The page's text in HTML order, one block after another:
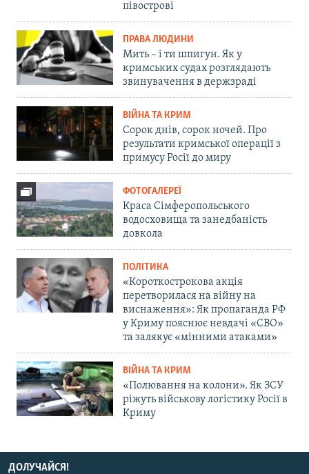
півострові
ПРАВА ЛЮДИНИ
Мить – і ти шпигун. Як у
кримських судах розглядають
звинувачення в держзраді
ВІЙНА ТА КРИМ
Сорок днів, сорок ночей. Про
результати кримської операції з
примусу Росії до миру
ФОТОГАЛЕРЕЇ
Краса Сімферопольського
водосховища та занедбаність
довкола
ПОЛІТИКА
«Короткострокова акція
перетворилася на війну на
виснаження»: Як пропаганда РФ
у Криму пояснює невдачі «СВО»
та залякує «мінними атаками»
ВІЙНА ТА КРИМ
«Полювання на колони». Як ЗСУ
ріжуть військову логістику Росії в
Криму
ДОЛУЧАЙСЯ!